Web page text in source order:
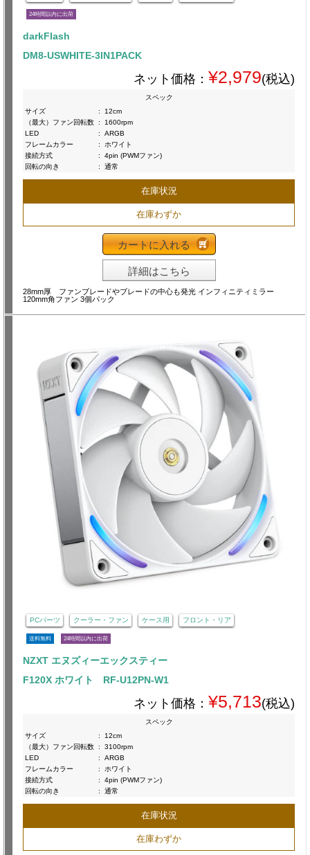
24時間以内に出荷
darkFlash
DM8-USWHITE-3IN1PACK
ネット価格： ¥2,979(税込)
スペック
サイズ
:
12cm
（最大）ファン回転数 :
1600rpm
LED
:
ARGB
フレームカラー
:
ホワイト
接続方式
:
4pin (PWMファン)
回転の向き
: 通常
在庫状況
在庫わずか
カートに入れる
詳細はこちら
28mm厚 ファンブレードやブレードの中心も発光 インフィニティミラー
120mm角ファン 3個パック
PCパーツ クーラー・ファン ケース用 フロント・リア
送料無料 24時間以内に出荷
NZXT エヌズィーエックスティー
F120X ホワイト RF-U12PN-W1
ネット価格： ¥5,713(税込)
スペック
サイズ
:
12cm
（最大）ファン回転数 :
3100rpm
LED
:
ARGB
フレームカラー
:
ホワイト
接続方式
:
4pin (PWMファン)
回転の向き
: 通常
在庫状況
在庫わずか